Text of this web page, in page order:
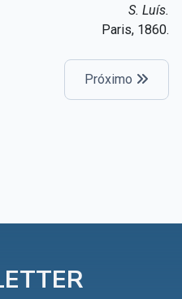
S. Luís.
Paris, 1860.
Próximo